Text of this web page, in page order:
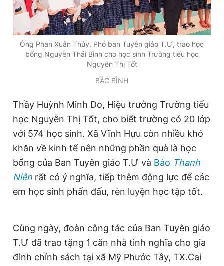
Tổng biên tập: Nguyễn Ngọc Toàn
Phó tổng biên tập thường trực: Hải Thành
Phó tổng biên tập: Lâm Hiếu Dũng
Phó tổng biên tập: Trần Việt Hưng
Tổng thư ký tòa soạn: Đức Trung
Giấy phép xuất bản số 110/GP - BTTTT cấp ngày 24.3.2020
© 2003-2026 Bản quyền thuộc về Báo Thanh Niên. Cấm sao
chép dưới mọi hình thức nếu không có sự chấp thuận bằng văn
bản. Phát triển bởi ePi Technologies, JSC.
Ông Phan Xuân Thủy, Phó ban Tuyên giáo T.Ư, trao học
bổng Nguyễn Thái Bình cho học sinh Trường tiểu học
Nguyễn Thị Tốt
BẮC BÌNH
Thầy Huỳnh Minh Do, Hiệu trưởng Trường tiểu
học Nguyễn Thị Tốt, cho biết trường có 20 lớp
với 574 học sinh. Xã Vĩnh Hựu còn nhiều khó
khăn về kinh tế nên những phần quà là học
bổng của Ban Tuyên giáo T.Ư và Báo Thanh
Niên rất có ý nghĩa, tiếp thêm động lực để các
em học sinh phấn đấu, rèn luyện học tập tốt.
Cùng ngày, đoàn công tác của Ban Tuyên giáo
T.Ư đã trao tặng 1 căn nhà tình nghĩa cho gia
đình chính sách tại xã Mỹ Phước Tây, TX.Cai